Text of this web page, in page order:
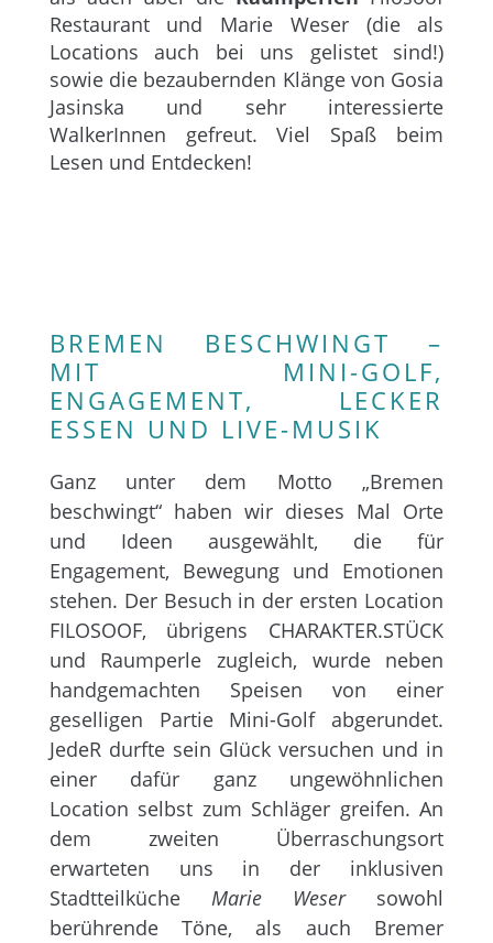
Restaurant und Marie Weser (die als
Locations auch bei uns gelistet sind!)
sowie die bezaubernden Klänge von Gosia
Jasinska und sehr interessierte
WalkerInnen gefreut. Viel Spaß beim
Lesen und Entdecken!
BREMEN BESCHWINGT –
MIT MINI-GOLF,
ENGAGEMENT, LECKER
ESSEN UND LIVE-MUSIK
Ganz unter dem Motto „Bremen
beschwingt“ haben wir dieses Mal Orte
und Ideen ausgewählt, die für
Engagement, Bewegung und Emotionen
stehen. Der Besuch in der ersten Location
FILOSOOF, übrigens CHARAKTER.STÜCK
und Raumperle zugleich, wurde neben
handgemachten Speisen von einer
geselligen Partie Mini-Golf abgerundet.
JedeR durfte sein Glück versuchen und in
einer dafür ganz ungewöhnlichen
Location selbst zum Schläger greifen. An
dem zweiten Überraschungsort
erwarteten uns in der inklusiven
Stadtteilküche Marie Wesersowohl
berührende Töne, als auch Bremer